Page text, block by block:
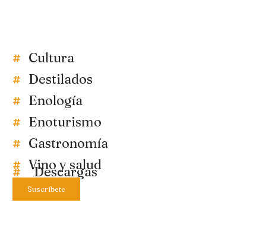
Cultura
Destilados
Enología
Enoturismo
Gastronomía
Vino y salud
Descargas
Suscríbete